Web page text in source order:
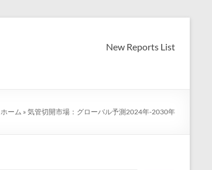
New Reports List
ホーム » 気管切開市場：グローバル予測2024年-2030年